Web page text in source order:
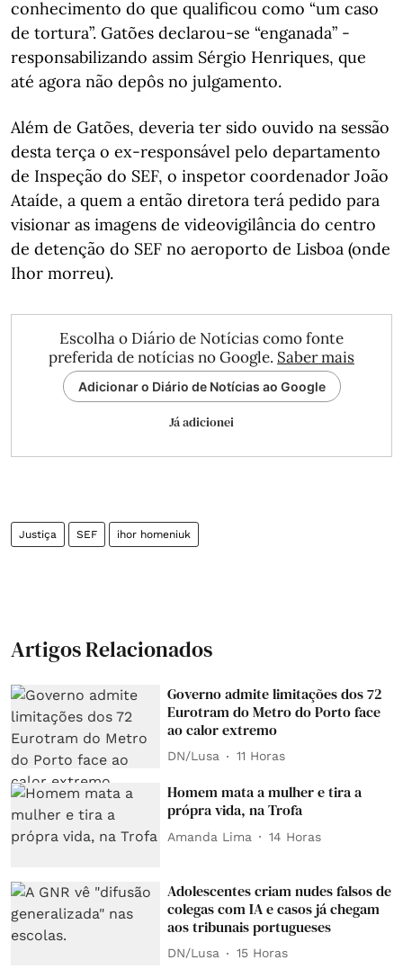
conhecimento do que qualificou como “um caso
de tortura”. Gatões declarou-se “enganada” -
responsabilizando assim Sérgio Henriques, que
até agora não depôs no julgamento.
Além de Gatões, deveria ter sido ouvido na sessão
desta terça o ex-responsável pelo departamento
de Inspeção do SEF, o inspetor coordenador João
Ataíde, a quem a então diretora terá pedido para
visionar as imagens de videovigilância do centro
de detenção do SEF no aeroporto de Lisboa (onde
Ihor morreu).
Escolha o Diário de Notícias como fonte
preferida de notícias no Google. Saber mais
Adicionar o Diário de Notícias ao Google
Já adicionei
Justiça SEF ihor homeniuk
Artigos Relacionados
Governo admite limitações dos 72
Eurotram do Metro do Porto face
ao calor extremo
DN/Lusa 11 Horas
Homem mata a mulher e tira a
própra vida, na Trofa
Amanda Lima 14 Horas
Adolescentes criam nudes falsos de
colegas com IA e casos já chegam
aos tribunais portugueses
DN/Lusa 15 Horas